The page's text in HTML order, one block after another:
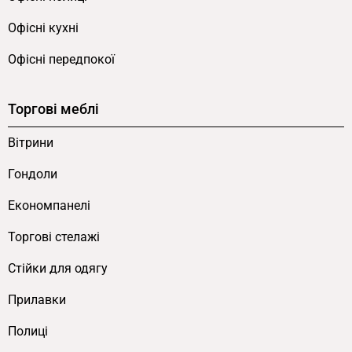
односторонньою моделлю.
може демонструвати супутні товари, інша
кампанії.
Гнучкість мерчандайзингу.Конфігурація
меблів — економпанелі дозволяють
поточні потреби.
Брендинг.
узгоджуються з корпоративною
стилістикою бізнесу.
Офісні кухні
Офісні передпокої
Торгові меблі
Вітрини
Гондоли
Економпанелі
Торгові стелажі
Cтійки для одягу
Прилавки
Полиці